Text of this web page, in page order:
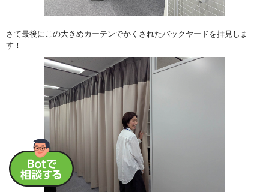
さて最後にこの大きめカーテンでかくされたバックヤードを拝見しま
す！